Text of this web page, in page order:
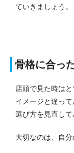
ていきましょう。
骨格に合っ
店頭で見た時は
イメージと違っ
選び方を見直して
大切なのは、自分